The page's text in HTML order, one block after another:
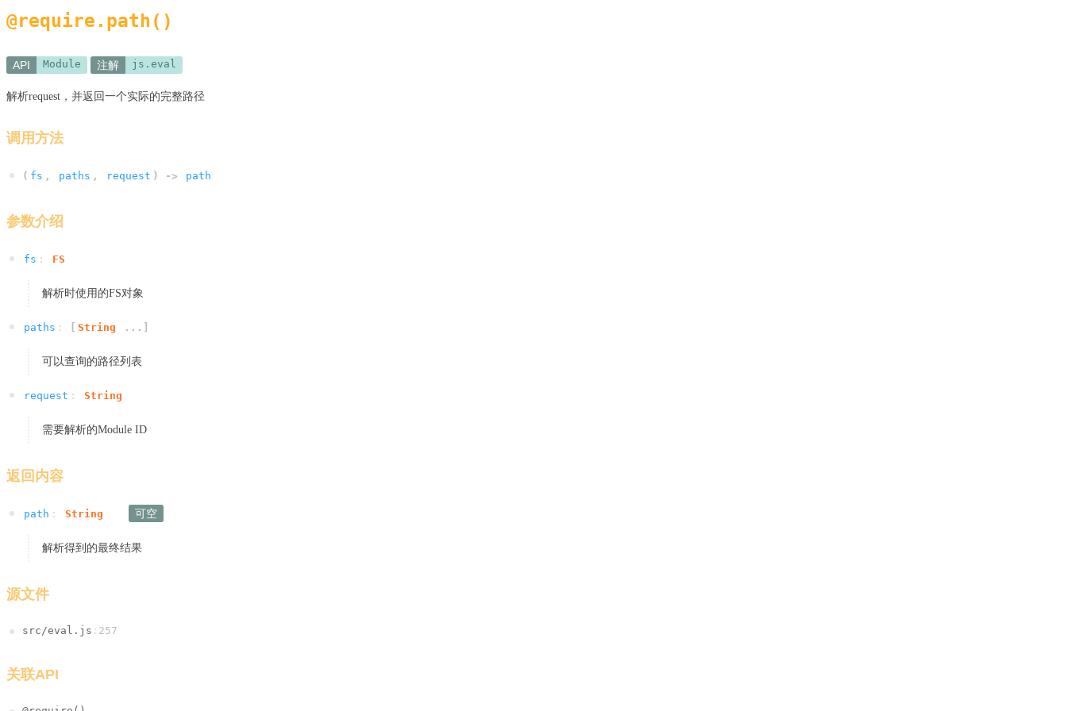
@require.path()
API Module 注解 js.eval
解析request，并返回一个实际的完整路径
调用方法
( fs , paths , request ) -> path
参数介绍
fs : FS
解析时使用的FS对象
paths : String ...
可以查询的路径列表
request : String
需要解析的Module ID
返回内容
path : String 可空
解析得到的最终结果
源文件
src/eval.js : 257
关联API